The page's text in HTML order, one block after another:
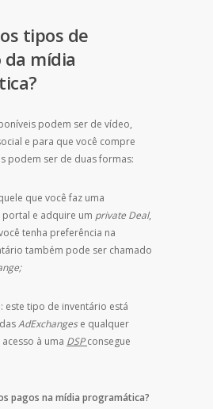
tipos de
mídia
podem ser de vídeo,
e para que você compre
podem ser de duas formas:
que você faz uma
e adquire um private Deal,
tenha preferência na
também pode ser chamado
: este tipo de inventário está
AdExchangese qualquer
à uma DSP consegue
pagos na mídia programática?